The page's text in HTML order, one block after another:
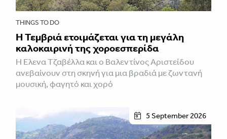
THINGS TO DO
Η Τεμβριά ετοιμάζεται για τη μεγάλη
καλοκαιρινή της χοροεσπερίδα
Η Έλενα Τζαβέλλα και ο Βαλεντίνος Αριστείδου
ανεβαίνουν στη σκηνή για μια βραδιά με ζωντανή
μουσική, φαγητό και χορό
5 September 2026